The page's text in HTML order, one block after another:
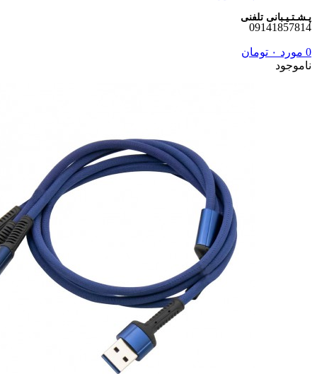
پـشـتـیـبانی تلفنی
09141857814
0 مورد ۰ تومان
ناموجود